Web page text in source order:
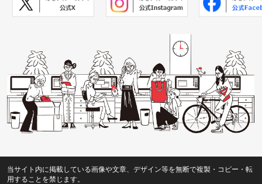
当サイト内に掲載している画像や文章、デザイン等を無断で複製・コピー・転
用することを禁じます。